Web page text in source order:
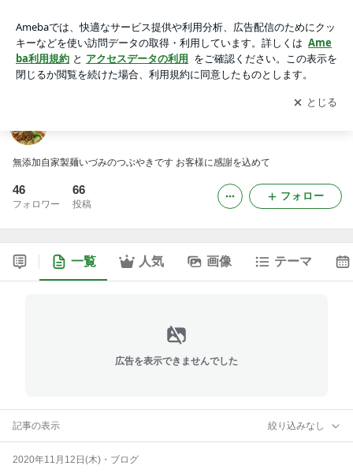
アプリをダウンロードして ブログの更新通知
を受け取りまし
ょう。
開く
無添加自家製麺いづみのつぶやきです お客様に感謝を込めて
46
フォロワー
66
投稿
フォロー
一覧 人気 画像 テーマ
広告を表示できませんでした
記事の表示 絞り込みなし
2020年11月12日(木) ・ ブログ